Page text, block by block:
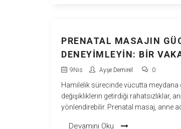
PRENATAL MASAJIN
DENEYIMLEYIN: BIR
9 Nis Ayşe Demirel 0
Hamilelik sürecinde vücutta meydana
değişikliklerin getirdiği rahatsızlıklar,
yönlendirebilir. Prenatal masaj, anne
Devamını Oku